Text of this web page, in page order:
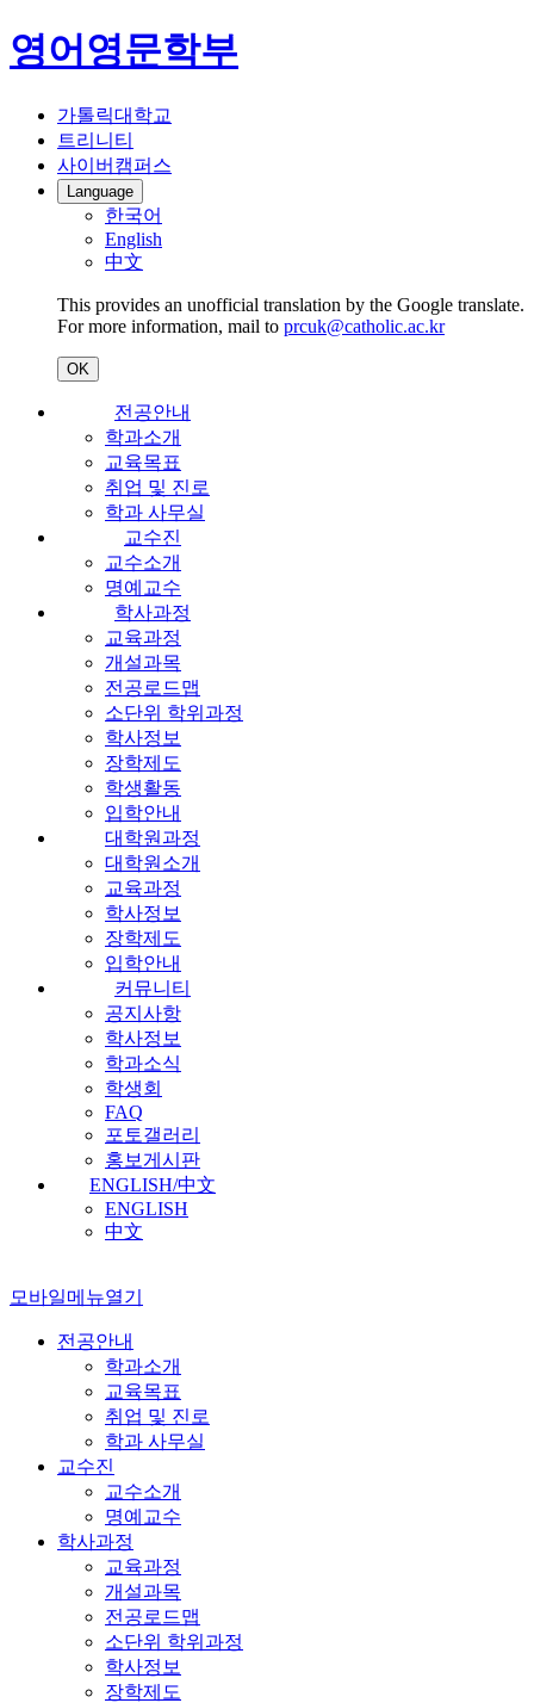
영어영문학부
가톨릭대학교
트리니티
사이버캠퍼스
Language
한국어
English
中文
This provides an unofficial translation by the Google translate.
For more information, mail to prcuk@catholic.ac.kr
OK
전공안내
학과소개
교육목표
취업 및 진로
학과 사무실
교수진
교수소개
명예교수
학사과정
교육과정
개설과목
전공로드맵
소단위 학위과정
학사정보
장학제도
학생활동
입학안내
대학원과정
대학원소개
교육과정
학사정보
장학제도
입학안내
커뮤니티
공지사항
학사정보
학과소식
학생회
FAQ
포토갤러리
홍보게시판
ENGLISH/中文
ENGLISH
中文
모바일메뉴열기
전공안내
학과소개
교육목표
취업 및 진로
학과 사무실
교수진
교수소개
명예교수
학사과정
교육과정
개설과목
전공로드맵
소단위 학위과정
학사정보
장학제도